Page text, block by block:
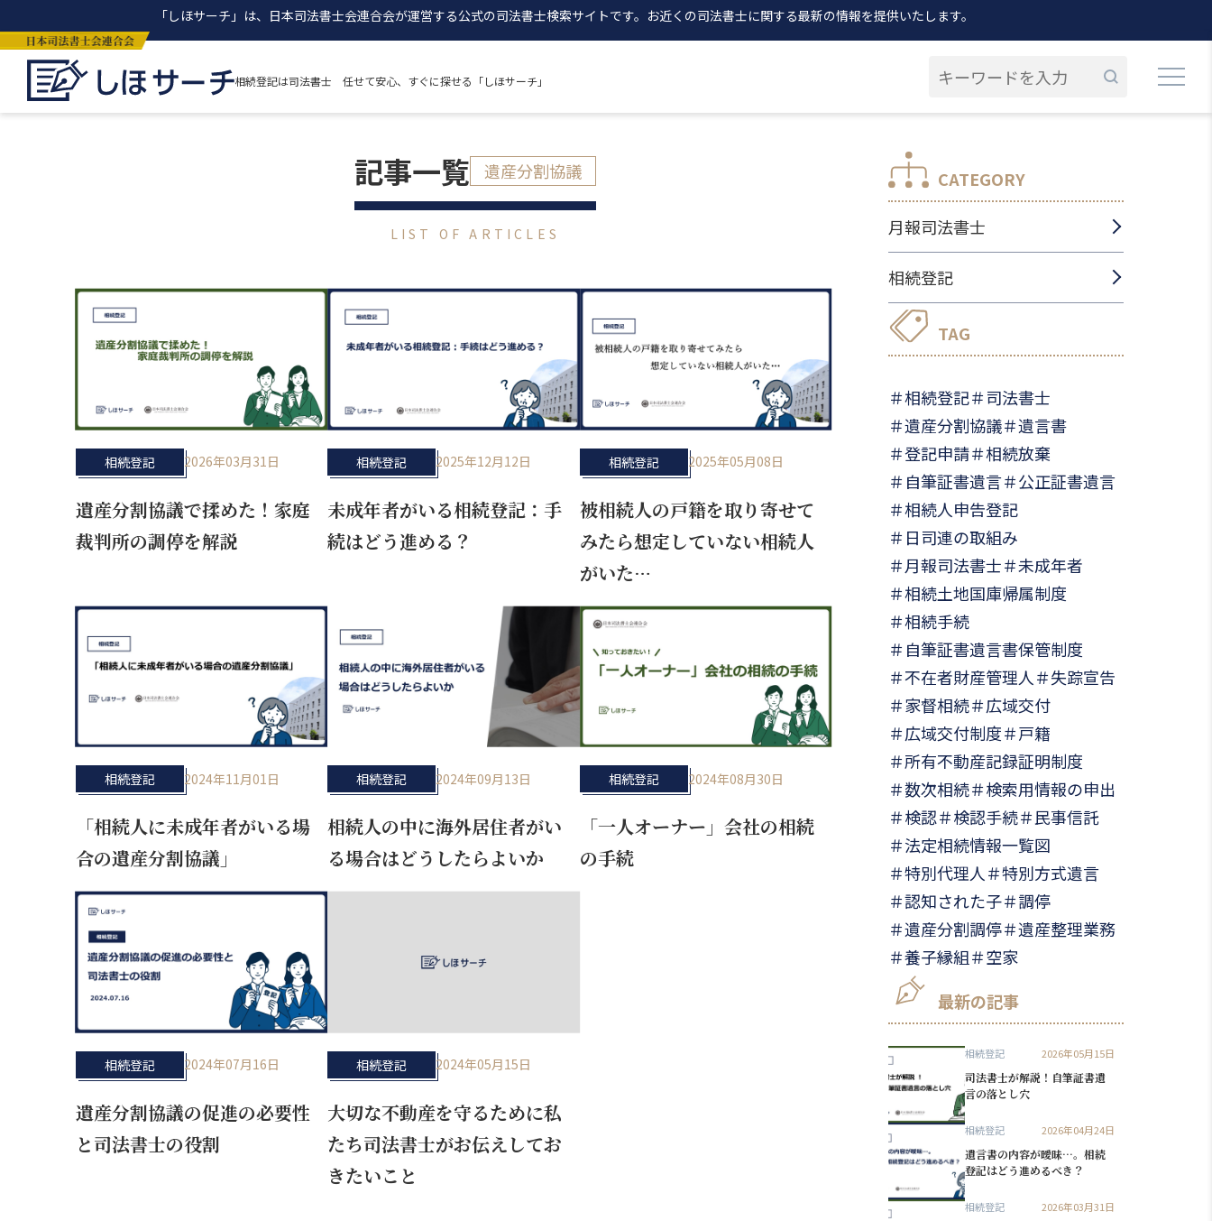
「しほサーチ」は、日本司法書士会連合会が運営する公式の司法書士検索サイトです。お近くの司法書士に関する最新の情報を提供いたします。
相続登記は司法書士 任せて安心、すぐに探せる「しほサーチ」
記事一覧 遺産分割協議
LIST OF ARTICLES
相続登記 2026年03月31日
遺産分割協議で揉めた！家庭
裁判所の調停を解説
相続登記 2025年12月12日
未成年者がいる相続登記：手
続はどう進める？
相続登記 2025年05月08日
被相続人の戸籍を取り寄せて
みたら想定していない相続人
がいた…
相続登記 2024年11月01日
「相続人に未成年者がいる場
合の遺産分割協議」
相続登記 2024年09月13日
相続人の中に海外居住者がい
る場合はどうしたらよいか
相続登記 2024年08月30日
「一人オーナー」会社の相続
の手続
相続登記 2024年07月16日
遺産分割協議の促進の必要性
と司法書士の役割
相続登記 2024年05月15日
大切な不動産を守るために私
たち司法書士がお伝えしてお
きたいこと
CATEGORY
月報司法書士
相続登記
TAG
相続登記
司法書士
遺産分割協議
遺言書
登記申請
相続放棄
自筆証書遺言
公正証書遺言
相続人申告登記
日司連の取組み
月報司法書士
未成年者
相続土地国庫帰属制度
相続手続
自筆証書遺言書保管制度
不在者財産管理人
失踪宣告
家督相続
広域交付
広域交付制度
戸籍
所有不動産記録証明制度
数次相続
検索用情報の申出
検認
検認手続
民事信託
法定相続情報一覧図
特別代理人
特別方式遺言
認知された子
調停
遺産分割調停
遺産整理業務
養子縁組
空家
最新の記事
相続登記 2026年05月15日
司法書士が解説！自筆証書遺
言の落とし穴
相続登記 2026年04月24日
遺言書の内容が曖昧…。相続
登記はどう進めるべき？
相続登記 2026年03月31日